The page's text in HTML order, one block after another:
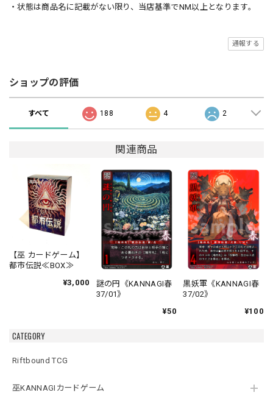
CATEGORY
Riftbound TCG
巫KANNAGIカードゲーム
・状態は商品名に記載がない限り、当店基準でNM以上となります。
通報する
ショップの評価
すべて 188 4 2
関連商品
【巫 カードゲーム】
都市伝説≪BOX≫
¥3,000
謎の円《KANNAGI春
37/01》
¥50
黒妖軍《KANNAGI春
37/02》
¥100